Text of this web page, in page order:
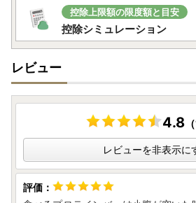
また、藤枝市ホームページの「寄附金
らもオンライン申請可能です。詳しく
をご覧ください。この機会にぜひご活
※オンライン申請をするためには、公
イアム＞のダウンロードが必要です。
App Storeからダウンロード
Google Playからダウンロード
控除上限額の限度額と目安
控除シミュレーション
レビュー
4.8（
レビューを非表示に